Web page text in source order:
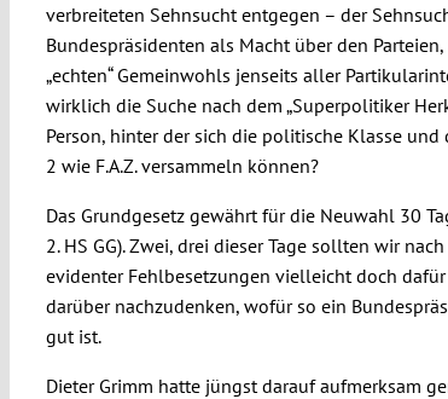
verbreiteten Sehnsucht entgegen – der
Bundespräsidenten als Macht über den Parteien,
„echten“ Gemeinwohls jenseits aller
wirklich die Suche nach dem „Superpolitiker
Person, hinter der sich die politische Klasse und
2 wie F.A.Z. versammeln können?
Das Grundgesetz gewährt für die Neuwahl 30
2. HS GG). Zwei, drei dieser Tage sollten wir
evidenter Fehlbesetzungen vielleicht doch
darüber nachzudenken, wofür so ein
gut ist.
Dieter Grimm hatte jüngst darauf aufmerksam